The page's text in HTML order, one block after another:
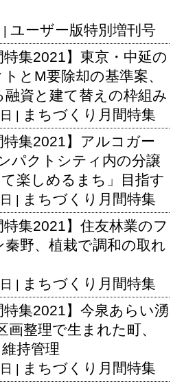
| ユーザー版特別増刊号
特集2021】東京・中延の
とM要除却の基準案、
資と建て替えの枠組み
| まちづくり月間特集
特集2021】アルコガー
パクトシティ内の分譲
楽しめるまち」目指す
| まちづくり月間特集
特集2021】住友林業のフ
野、植栽で調和の取れ
| まちづくり月間特集
特集2021】今泉あらい湧
画整理で生まれた町、
持管理
| まちづくり月間特集